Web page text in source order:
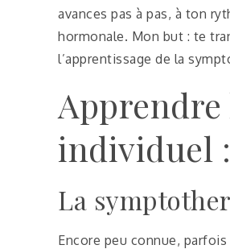
avances pas à pas, à ton
hormonale. Mon but : te
l’apprentissage de la
individuel
La
Encore peu connue,